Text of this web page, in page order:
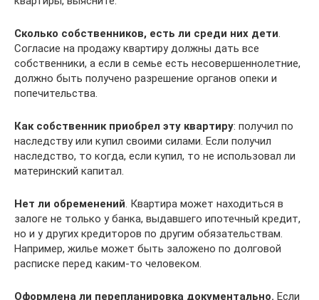
Сколько собственников, есть ли среди них дети.
Согласие на продажу квартиру должны дать все
собственники, а если в семье есть несовершеннолетние,
должно быть получено разрешение органов опеки и
попечительства.
Как собственник приобрел эту квартиру: получил по
наследству или купил своими силами. Если получил
наследство, то когда, если купил, то не использовал ли
материнский капитал.
Нет ли обременений. Квартира может находиться в
залоге не только у банка, выдавшего ипотечный кредит,
но и у других кредиторов по другим обязательствам.
Например, жилье может быть заложено по долговой
расписке перед каким-то человеком.
Оформлена ли перепланировка документально. Если